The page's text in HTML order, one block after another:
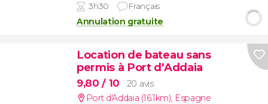
3h30 Français
Annulation gratuite
Location de bateau sans
permis à Port d'Addaia
9,80/ 10
20 avis
Port d'Addaia (16.1km) Espagne